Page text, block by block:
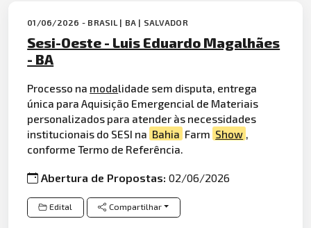
01/06/2026 - BRASIL | BA | SALVADOR
Sesi-Oeste - Luis Eduardo Magalhães
- BA
Processo na modalidade sem disputa, entrega
única para Aquisição Emergencial de Materiais
personalizados para atender às necessidades
institucionais do SESI na Bahia Farm Show
conforme Termo de Referência.
Abertura de Propostas:02/06/2026
Edital Compartilhar